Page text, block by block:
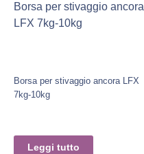
Borsa per stivaggio ancora
LFX 7kg-10kg
Borsa per stivaggio ancora LFX
7kg-10kg
Leggi tutto